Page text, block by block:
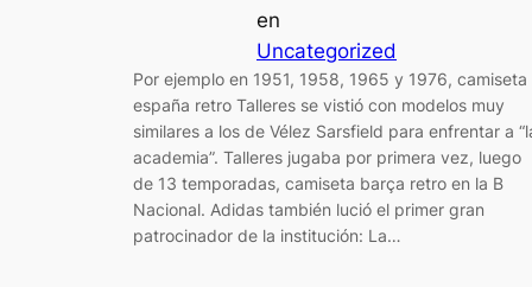
en
Uncategorized
Por ejemplo en 1951, 1958, 1965 y 1976, camiseta
españa retro Talleres se vistió con modelos muy
similares a los de Vélez Sarsfield para enfrentar a
academia”. Talleres jugaba por primera vez, luego
de 13 temporadas, camiseta barça retro en la B
Nacional. Adidas también lució el primer gran
patrocinador de la institución: La…